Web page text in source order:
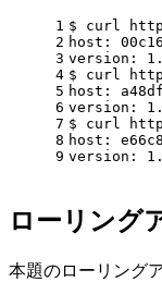
1
2
3
4
5
6
7
8
9
$ curl
host:
version:
$ curl
host:
version:
$ curl
host:
version:
ローリング
本題のローリング